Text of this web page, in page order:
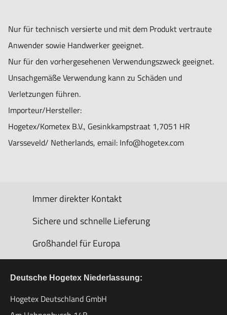
Nur für technisch versierte und mit dem Produkt vertraute
Anwender sowie Handwerker geeignet.
Nur für den vorhergesehenen Verwendungszweck geeignet.
Unsachgemäße Verwendung kann zu Schäden und
Verletzungen führen.
Importeur/Hersteller:
Hogetex/Kometex B.V., Gesinkkampstraat 1,7051 HR
Varsseveld/ Netherlands, email: Info@hogetex.com
Immer direkter Kontakt
Sichere und schnelle Lieferung
Großhandel für Europa
Deutsche Hogetex Niederlassung:
Hogetex Deutschland GmbH